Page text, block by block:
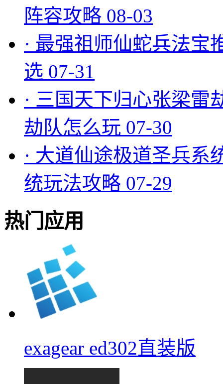
阵容攻略 08-03
· 最强祖师仙蛇兵法宝
选 07-31
· 三国天下归心张梁雷
劫队怎么玩 07-30
· 大道仙途极道圣兵系
统玩法攻略 07-29
热门应用
exagear ed302直装版